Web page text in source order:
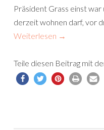
Präsident Grass einst war
derzeit wohnen darf, vor
Weiterlesen →
Teile diesen Beitrag mit